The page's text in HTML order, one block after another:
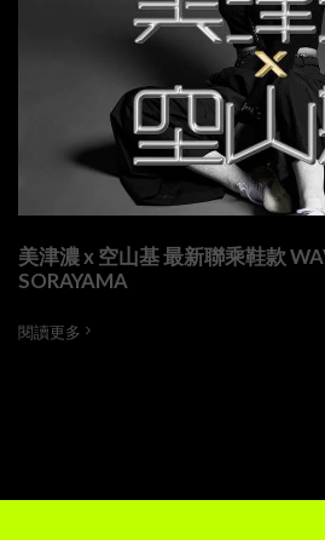
美津濃 x 空山基 最新聯乘鞋款
SORAYAMA
閱讀更多